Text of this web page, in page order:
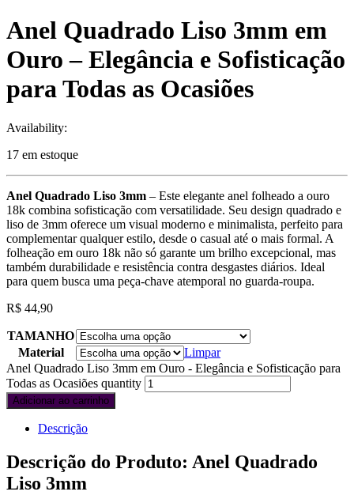
Anel Quadrado Liso 3mm em
Ouro – Elegância e Sofisticação
para Todas as Ocasiões
Availability:
17 em estoque
Anel Quadrado Liso 3mm – Este elegante anel folheado a ouro
18k combina sofisticação com versatilidade. Seu design quadrado e
liso de 3mm oferece um visual moderno e minimalista, perfeito para
complementar qualquer estilo, desde o casual até o mais formal. A
folheação em ouro 18k não só garante um brilho excepcional, mas
também durabilidade e resistência contra desgastes diários. Ideal
para quem busca uma peça-chave atemporal no guarda-roupa.
R$ 44,90
TAMANHO
Material
Limpar
Anel Quadrado Liso 3mm em Ouro - Elegância e Sofisticação para
Todas as Ocasiões quantity
Adicionar ao carrinho
Descrição
Descrição do Produto: Anel Quadrado
Liso 3mm